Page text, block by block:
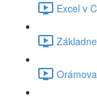
Excel v